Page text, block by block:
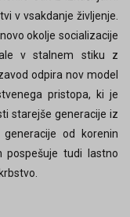
v vsakdanje življenje.
okolje socializacije
v stalnem stiku z
odpira nov model
pristopa, ki je
starejše generacije iz
od korenin
tudi lastno